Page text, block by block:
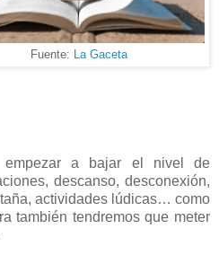
Fuente: La Gaceta
a bajar el nivel de
descanso, desconexión,
actividades lúdicas… como
también tendremos que meter